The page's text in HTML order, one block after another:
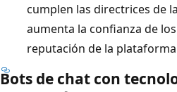
cumplen las directrices de
aumenta la confianza de
reputación de la
Bots de chat con